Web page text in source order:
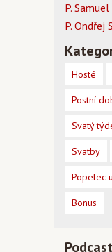
P.
P. Ondřej
Hosté
Postní
Svatý
Svatby
Popelec
Bonus